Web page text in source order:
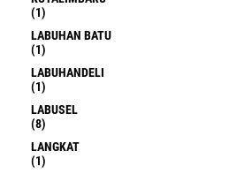
(1)
LABUHAN BATU
(1)
LABUHANDELI
(1)
LABUSEL
(8)
LANGKAT
(1)